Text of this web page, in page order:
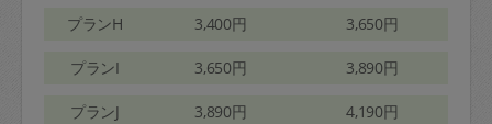
プランH 3,400円 3,650円
プランI 3,650円 3,890円
プランJ 3,890円 4,190円